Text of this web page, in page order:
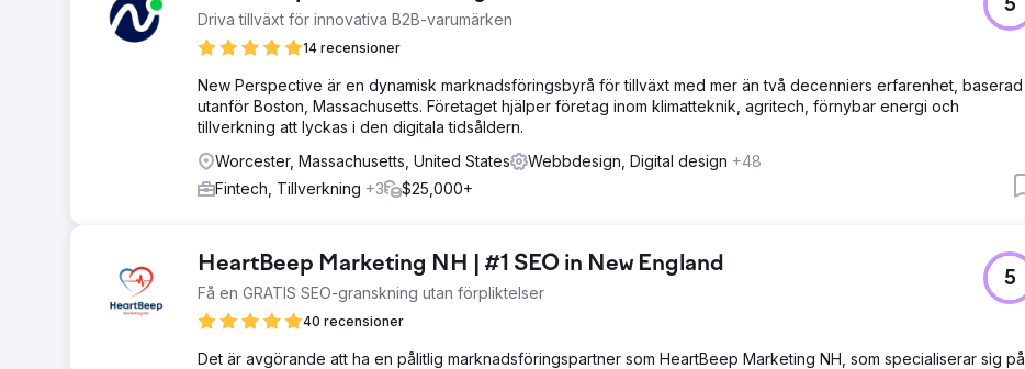
Driva tillväxt för innovativa B2B-varumärken
14 recensioner
5
New Perspective är en dynamisk marknadsföringsbyrå för tillväxt med mer än två decenniers erfarenhet, baserad
utanför Boston, Massachusetts. Företaget hjälper företag inom klimatteknik, agritech, förnybar energi och
tillverkning att lyckas i den digitala tidsåldern.
Worcester, Massachusetts, United States
Webbdesign, Digital design +48
Fintech, Tillverkning +3 $25,000+
HeartBeep Marketing NH | #1 SEO in New England
Få en GRATIS SEO-granskning utan förpliktelser
40 recensioner
5
Det är avgörande att ha en pålitlig marknadsföringspartner som HeartBeep Marketing NH, som specialiserar sig på